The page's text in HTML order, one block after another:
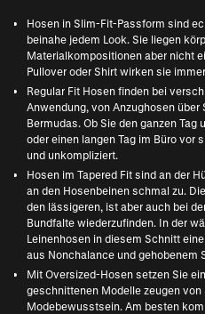
Hosen in Slim-Fit-Passform sind
beinahe jedem Look. Sie liegen
Materialkompositionen aber nicht
Pullover oder Shirt wirken sie
Regular Fit Hosen finden bei
Anwendung, von Anzughosen
Bermudas. Ob Sie den ganzen
oder einen langen Tag im Büro vor
und unkompliziert.
Hosen im Tapered Fit sind an der
an den Hosenbeinen schmal zu.
den lässigeren, ist aber auch bei
Bundfalte wiederzufinden. In der
Leinenhosen in diesem Schnitt
aus Nonchalance und gehobenem
Mit Oversized-Hosen setzen Sie
geschnittenen Modelle zeugen von
Modebewusstsein. Am besten